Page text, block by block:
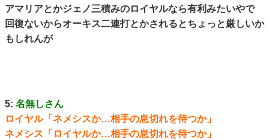
アマリアとかジェノ三積みのロイヤルなら有利みたいやで
回復ないからオーキス二連打とかされるとちょっと厳しいか
もしれんが
5: 名無しさん
ロイヤル「ネメシスか…相手の息切れを待つか」
ネメシス「ロイヤルか…相手の息切れを待つか」